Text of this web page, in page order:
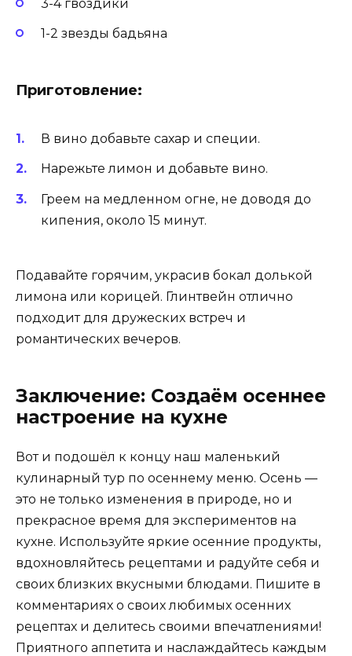
3-4 гвоздики
1-2 звезды бадьяна
Приготовление:
В вино добавьте сахар и специи.
Нарежьте лимон и добавьте вино.
Греем на медленном огне, не доводя до
кипения, около 15 минут.
Подавайте горячим, украсив бокал долькой
лимона или корицей. Глинтвейн отлично
подходит для дружеских встреч и
романтических вечеров.
Заключение: Создаём осеннее
настроение на кухне
Вот и подошёл к концу наш маленький
кулинарный тур по осеннему меню. Осень —
это не только изменения в природе, но и
прекрасное время для экспериментов на
кухне. Используйте яркие осенние продукты,
вдохновляйтесь рецептами и радуйте себя и
своих близких вкусными блюдами. Пишите в
комментариях о своих любимых осенних
рецептах и делитесь своими впечатлениями!
Приятного аппетита и наслаждайтесь каждым